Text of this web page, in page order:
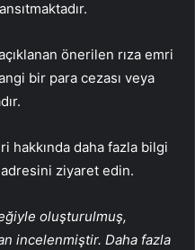
önerilen rıza emri
bir para cezası veya
hakkında daha fazla bilgi
ziyaret edin.
oluşturulmuş,
incelenmiştir. Daha fazla